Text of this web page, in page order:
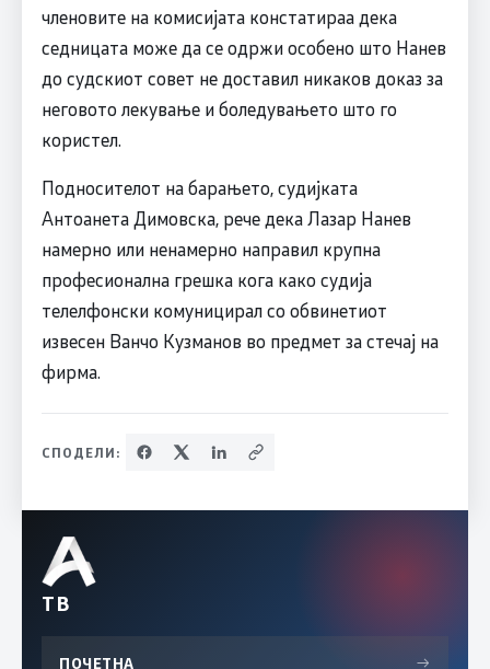
членовите на комисијата констатираа дека
седницата може да се одржи особено што Нанев
до судскиот совет не доставил никаков доказ за
неговото лекување и боледувањето што го
користел.
Подносителот на барањето, судијката
Антоанета Димовска, рече дека Лазар Нанев
намерно или ненамерно направил крупна
професионална грешка кога како судија
телелфонски комуницирал со обвинетиот
извесен Ванчо Кузманов во предмет за стечај на
фирма.
СПОДЕЛИ:
ТВ
ПОЧЕТНА →